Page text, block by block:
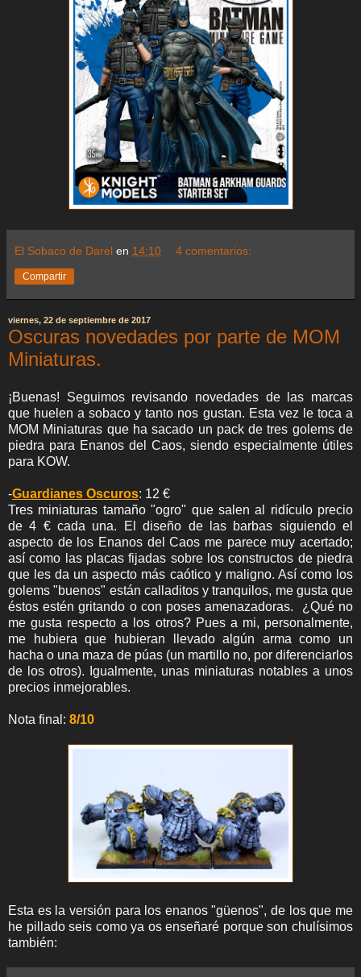
El Sobaco de Darel en 14:10 4 comentarios:
Compartir
viernes, 22 de septiembre de 2017
Oscuras novedades por parte de MOM
Miniaturas.
¡Buenas! Seguimos revisando novedades de las marcas
que huelen a sobaco y tanto nos gustan. Esta vez le toca a
MOM Miniaturas que ha sacado un pack de tres golems de
piedra para Enanos del Caos, siendo especialmente útiles
para KOW.
-Guardianes Oscuros: 12 €
Tres miniaturas tamaño "ogro" que salen al ridículo precio
de 4 € cada una. El diseño de las barbas siguiendo el
aspecto de los Enanos del Caos me parece muy acertado;
así como las placas fijadas sobre los constructos de piedra
que les da un aspecto más caótico y maligno. Así como los
golems "buenos" están calladitos y tranquilos, me gusta que
éstos estén gritando o con poses amenazadoras. ¿Qué no
me gusta respecto a los otros? Pues a mi, personalmente,
me hubiera que hubieran llevado algún arma como un
hacha o una maza de púas (un martillo no, por diferenciarlos
de los otros). Igualmente, unas miniaturas notables a unos
precios inmejorables.
Nota final: 8/10
Esta es la versión para los enanos "güenos", de los que me
he pillado seis como ya os enseñaré porque son chulísimos
también: